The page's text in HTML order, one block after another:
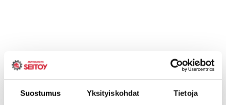
Suostumus Yksityiskohdat Tietoja